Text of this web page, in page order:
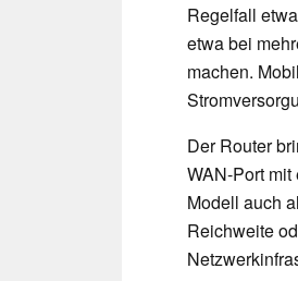
Regelfall
etwa bei
machen.
Der Router
WAN-Port
Modell auch
Reichweite